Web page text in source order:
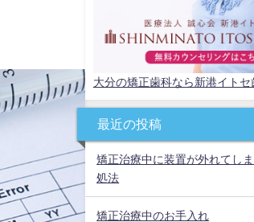
大分の矯正歯科なら新港イトセ
最近の投稿
矯正治療中に装置が外れてし
処法
矯正治療中のお手入れ